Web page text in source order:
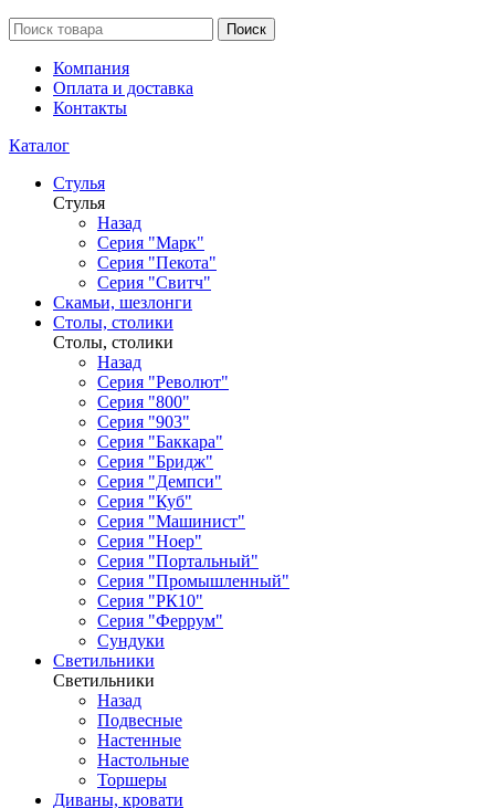
Поиск
Компания
Оплата и доставка
Контакты
Каталог
Стулья
Стулья
Назад
Серия "Марк"
Серия "Пекота"
Серия "Свитч"
Скамьи, шезлонги
Столы, столики
Столы, столики
Назад
Серия "Револют"
Серия "800"
Серия "903"
Серия "Баккара"
Серия "Бридж"
Серия "Демпси"
Серия "Куб"
Серия "Машинист"
Серия "Ноер"
Серия "Портальный"
Серия "Промышленный"
Серия "РК10"
Серия "Феррум"
Сундуки
Светильники
Светильники
Назад
Подвесные
Настенные
Настольные
Торшеры
Диваны, кровати